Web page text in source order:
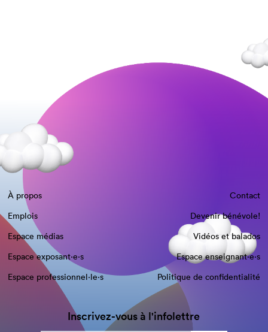
À propos
Contact
Emplois
Devenir bénévole!
Espace médias
Vidéos et balados
Espace exposant·e⋅s
Espace enseignant·e⋅s
Espace professionnel·le⋅s
Politique de confidentialité
Inscrivez-vous à l'infolettre